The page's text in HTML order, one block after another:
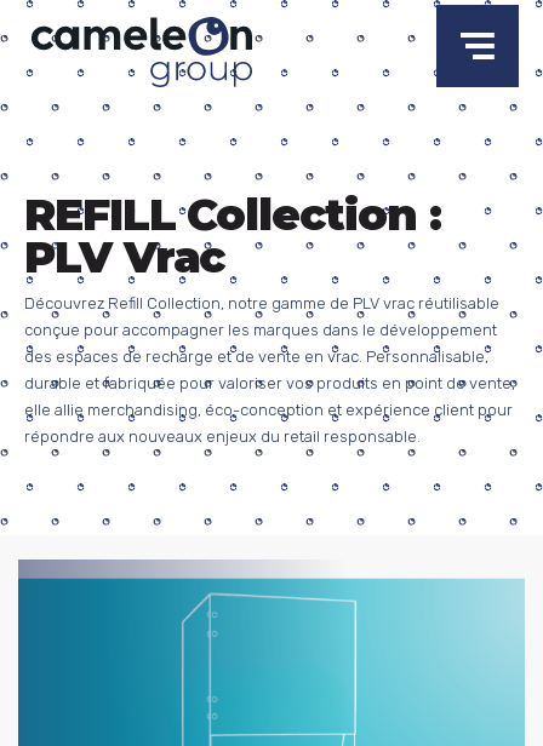
Menu
principal
_x(
'Search
'label'
FR
Trouver ma solution
Expertises
Produits et services
Réalisations
+
Engagements RSE
Actualités
MYCAMELEON
Réseaux
sociaux
REFILL Collection :
PLV Vrac
Découvrez Refill Collection, notre gamme de PLV vrac réutilisable
conçue pour accompagner les marques dans le développement
des espaces de recharge et de vente en vrac. Personnalisable,
durable et fabriquée pour valoriser vos produits en point de vente,
elle allie merchandising, éco-conception et expérience client pour
répondre aux nouveaux enjeux du retail responsable.